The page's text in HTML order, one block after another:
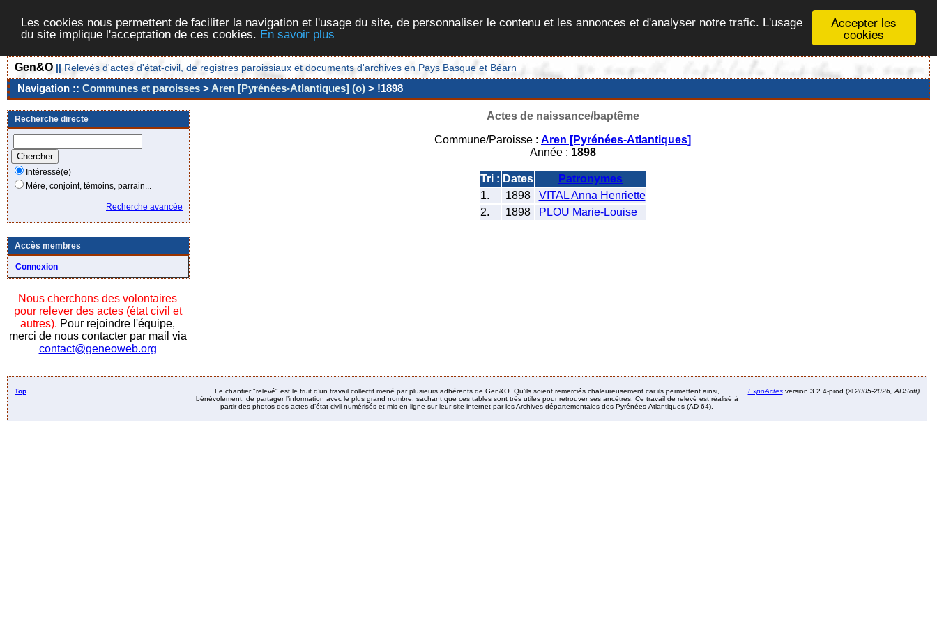
Accepter les
cookies
Les cookies nous permettent de faciliter la navigation et l'usage du site, de personnaliser le contenu et les annonces et d'analyser notre trafic. L'usage
du site implique l'acceptation de ces cookies. En savoir plus
Gen&O || Relevés d'actes d'état-civil, de registres paroissiaux et documents d'archives en Pays Basque et Béarn
Navigation :: Communes et paroisses >Aren [Pyrénées-Atlantiques] (o) > !1898
Recherche directe
Intéressé(e)
Mère, conjoint, témoins, parrain...
Recherche avancée
Accès membres
Connexion
Nous cherchons des volontaires
pour relever des actes (état civil et
autres). Pour rejoindre l'équipe,
merci de nous contacter par mail via
contact@geneoweb.org
Actes de naissance/baptême
Commune/Paroisse : Aren [Pyrénées-Atlantiques]
Année : 1898
Tri : Dates
Patronymes
1.
1898
VITAL Anna Henriette
2.
1898 PLOU Marie-Louise
Top
Le chantier "relevé" est le fruit d’un travail collectif mené par plusieurs adhérents de Gen&O. Qu’ils soient remerciés chaleureusement car ils permettent ainsi,
bénévolement, de partager l’information avec le plus grand nombre, sachant que ces tables sont très utiles pour retrouver ses ancêtres. Ce travail de relevé est réalisé à
partir des photos des actes d’état civil numérisés et mis en ligne sur leur site internet par les Archives départementales des Pyrénées-Atlantiques (AD 64).
ExpoActesversion 3.2.4-prod (©2005-2026, ADSoft)